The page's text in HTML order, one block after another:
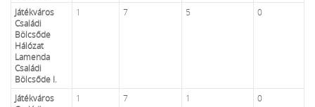
Játékváros
Családi
Bölcsőde
Hálózat
Lamenda
Családi
Bölcsőde I.
1 7 5 0
Játékváros
1 7 1 0